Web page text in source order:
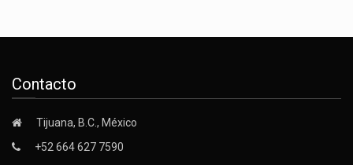
Contacto
Tijuana, B.C., México
+52 664 627 7590